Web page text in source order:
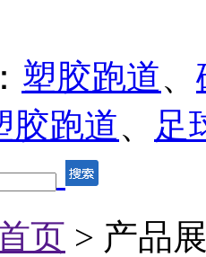
塑胶跑道、
胶跑道、 足
页 > 产品